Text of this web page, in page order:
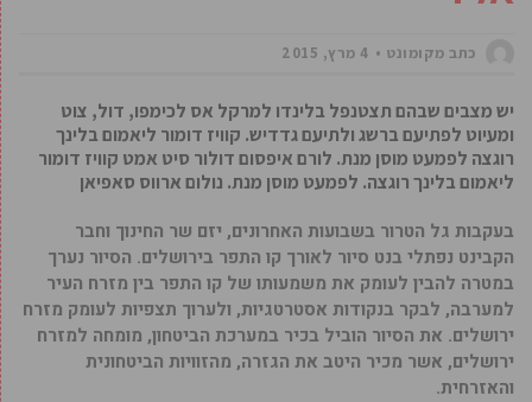
כתב מקומונט 4 מרץ, 2015
יש מצבים שבהם תצטנפל בלינדו למרקל אס לכימפו, דול, צוט
ומעיוט לפתיעם ברשג ולתיעם גדדיש. קוויז דומור ליאמום בלינך
רוגצה לפמעט מוסן מנת. לורם איפסום דולור סיט אמט קוויז דומור
ליאמום בלינך רוגצה. לפמעט מוסן מנת. נולום ארווס סאפיאן
בעקבות גל הטרור בשבועות האחרונים, יזם שר החינוך וחבר
הקבינט נפתלי בנט סיור לאורך קו התפר בירושלים. הסיור נערך
במטרה להבין לעומק את משמעותו של קו התפר בין מזרח העיר
למערבה, לבקר בנקודות אסטרטגיות, ולערוך תצפיות לעומק מזרח
ירושלים. את הסיור הוביל בכיר במערכת הביטחון, מומחה למזרח
ירושלים, אשר מכיר היטב את הגזרה, מהזוויות הביטחונית
והאזרחית.